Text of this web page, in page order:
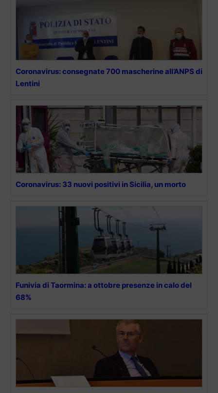
Coronavirus: consegnate 700 mascherine all’ANPS di
Lentini
Coronavirus: 33 nuovi positivi in Sicilia, un morto
Funivia di Taormina: a ottobre presenze in calo del
68%